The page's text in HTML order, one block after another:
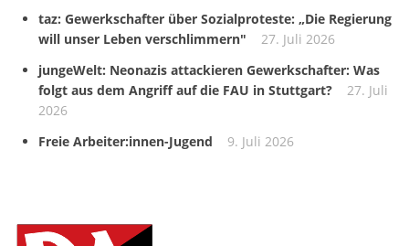
taz: Gewerkschafter über Sozialproteste: „Die Regierung
will unser Leben verschlimmern"
27. Juli 2026
jungeWelt: Neonazis attackieren Gewerkschafter: Was
folgt aus dem Angriff auf die FAU in Stuttgart?
27. Juli
2026
Freie Arbeiter:innen-Jugend
9. Juli 2026